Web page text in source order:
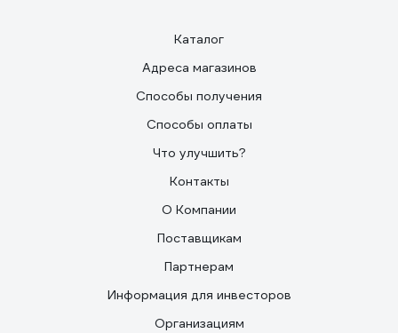
Каталог
Адреса магазинов
Способы получения
Способы оплаты
Что улучшить?
Контакты
О Компании
Поставщикам
Партнерам
Информация для инвесторов
Организациям